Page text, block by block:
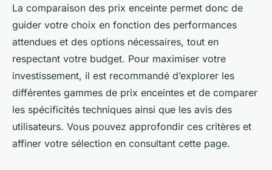
La comparaison des prix enceinte permet donc de
guider votre choix en fonction des performances
attendues et des options nécessaires, tout en
respectant votre budget. Pour maximiser votre
investissement, il est recommandé d’explorer les
différentes gammes de prix enceintes et de comparer
les spécificités techniques ainsi que les avis des
utilisateurs. Vous pouvez approfondir ces critères et
affiner votre sélection en consultant cette page.